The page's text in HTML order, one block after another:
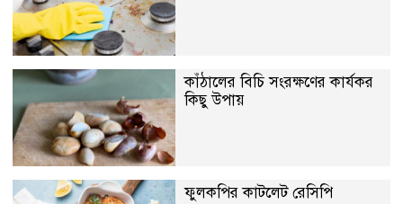
কাঁঠালের বিচি সংরক্ষণের কার্যকর
কিছু উপায়
ফুলকপির কাটলেট রেসিপি